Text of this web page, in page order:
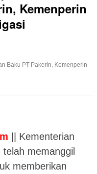
Kemenperin
|| Kementerian
memanggil
memberikan